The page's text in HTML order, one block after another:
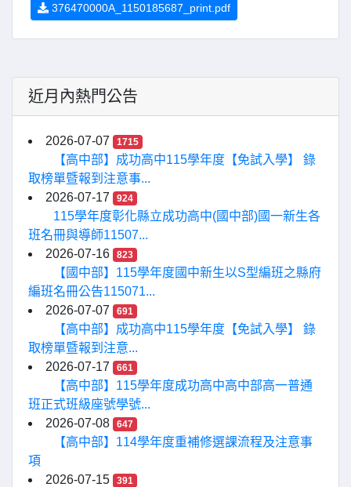
376470000A_1150185687_print.pdf
近月內熱門公告
2026-07-07 1715
【高中部】成功高中115學年度【免試入學】 錄
取榜單暨報到注意事...
2026-07-17
924
115學年度彰化縣立成功高中(國中部)國一新生各
班名冊與導師11507...
2026-07-16
823
【國中部】115學年度國中新生以S型編班之縣府
編班名冊公告115071...
2026-07-07
691
【高中部】成功高中115學年度【免試入學】 錄
取榜單暨報到注意...
2026-07-17
661
【高中部】115學年度成功高中高中部高一普通
班正式班級座號學號...
2026-07-08
647
【高中部】114學年度重補修選課流程及注意事
項
2026-07-15
391